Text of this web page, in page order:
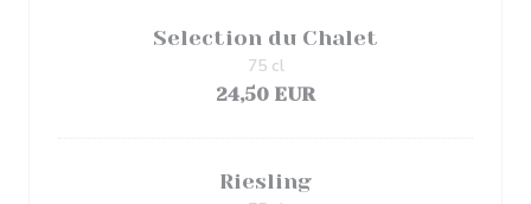
Selection du Chalet
24,50 EUR
75 cl
Riesling